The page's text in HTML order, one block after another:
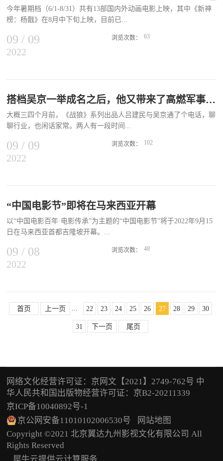
明了女演员的光彩不受年龄限制，任何时候都可以占据银幕“C位”，
且受到观众的喜爱。在人生浪潮版海报中，奚美娟饰演的女儿“冯济
姝饰演的妈妈“蒋玉芝...
等专家学者，以及开心麻花影业董事长刘洪涛，影片导演、编剧张吃
鱼，编剧钱晨光等出品方及主创代表参加研讨。开心麻花创始人、董
事遇凯，开心麻花行政总裁韩梅，开心麻花影业副总经理诸晓晨，开
心麻花总裁助理张赫，阿里影业公关负责人张丽媛等参加会议。中国
电影评论学会会长饶曙光主持研讨会。《独行月球》在暑期引发观影
出不同凡响的效果，在给观众带来欢笑的同时也引发了精神上的共
鸣。研讨会上，影片主创对于喜剧类型的坚持与创新以及在国产科幻
题材上的探索精神获得了与会专家的一致认可。30亿票房、7210万人
球》票房突破30...
今年暑期档（6/1-8/31）共有13部国内外动画电影上映，其中《新神
榜：杨戬》在8月中下旬上映，目前已...
获3.79亿票房，给追光动画的“神话宇宙”系列再添一笔。今年暑期档
出地球》。美国动画大IP《小黄人大眼萌2：神偷奶爸前传》，以及
中国动画电影自2019年《白蛇：缘起》和《哪吒之魔童降世》后，继
续对神话题材进行挖掘，在视觉风格、类型等方面进行创新。《杨
戬》：神话宇宙新角色最近上映的《新神榜：杨戬》是追光动画“新
神榜”系列第二部，在第一部《新神榜：哪吒重生》搭建出来的世界
观和创设的视觉风格下，再加入杨戬的故事。在传统神话IP中，哪吒
头部公司追光动画一直秉持着创新的理念，2017年就开始对中国传统
故事进行动画开发和创新，《白蛇：缘起》和《白蛇2：青蛇劫起》
则是颇为成功的例证。在对传统故事进行开发时，不仅深度挖掘传统
情和公义...
09 / 09
2022
浏览次数： 63
搭档吴京一举成名之后，他又带来了高燃军事片！
大概三四个月前，《战狼》系列出品人吕建民与吴京通了个电话，聊
聊行业，也闲话家常。两人有一段时间...
没有见面了，吴京向他“抱怨”，自己现在太忙了，有些想做的事也没
《狼群》出品人吕建民两部前作珠玉在前，吕建民心里始终有“第
入到新作品的创作中去。其中，由他担任出品人的《狼群》和《扫黑
·拨云见日》即将与大家见面。同样是以“狼”字命名，同样是军事动
作电影，《狼群》由张晋、李治廷、蒋璐霞主演，讲述了为维护国家
尊严，狼群小队不惜一切与境外...
09 / 09
2022
浏览次数： 102
“中国电影节”即将在马来西亚开幕
以“中国电影百年·电影传承”为主题的“中国电影节”将于2022年9月15
日在马来西亚首都吉隆坡开幕。...
在为期4天的电影节期间，主办方将放映18部中国近几年制作出品的
的首部马来亚电影《新客》亦是一部中文电影。为展示中国电影百年
足迹和辉煌成就，促进中马电影交流与合作，国家电影局委托中国电
影资料馆，与吉隆坡中国文化中心、马来西亚中文影视协会共同主办
09 / 08
2022
浏览次数： 48
首页 上一页 ... 22 23 24 25 26 27 28 29 30
31 下一页 尾页
网络文化经营许可证：京网文【2021】2749-762号 中
华人民共和国出版物经营许可证：京B2-20211339
京ICP备10040892号-1
京公网安备11010102006530号
网站地图
Copyright ©2021 北京翼达九州影视文化有限公司 All
Rights Reserved